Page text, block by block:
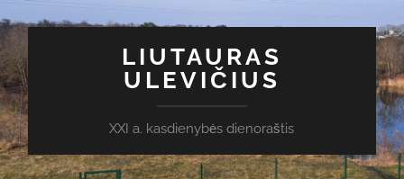
LIUTAURAS
ULEVIČIUS
XXI a. kasdienybės dienoraštis